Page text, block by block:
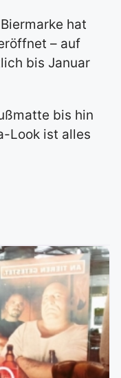
hat
– auf
bis Januar
bis hin
Look ist alles